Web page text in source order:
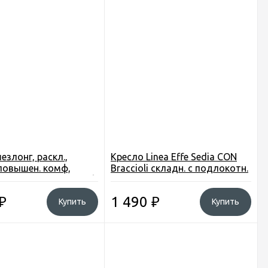
раскл.,
комф,
Купить
Кресло Linea Effe Sedia CON
Braccioli складн. с подлокотн.
1 490 ₽ Купить